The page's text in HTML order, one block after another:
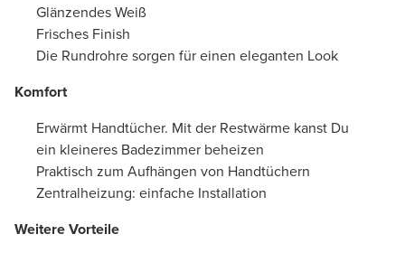
Glänzendes Weiß
Frisches Finish
Die Rundrohre sorgen für einen eleganten Look
Komfort
Erwärmt Handtücher. Mit der Restwärme kanst Du
ein kleineres Badezimmer beheizen
Praktisch zum Aufhängen von Handtüchern
Zentralheizung: einfache Installation
Weitere Vorteile